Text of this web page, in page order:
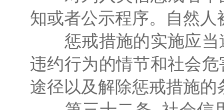
知或者公示程序。自然
惩戒措施的实施应当
违约行为的情节和社会
途径以及解除惩戒措施的